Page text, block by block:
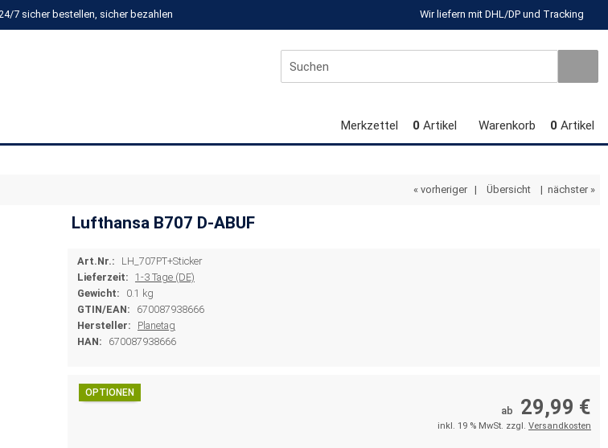
7 sicher bestellen, sicher bezahlen Wir liefern mit DHL/DP und Tracking
Warenkorb 0 Artikel
Merkzettel 0 Artikel
« vorheriger | Übersicht | nächster »
Lufthansa B707 D-ABUF
Art.Nr.:
LH_707PT+Sticker
Lieferzeit: 1-3 Tage (DE)
Gewicht:
0.1 kg
GTIN/EAN:
670087938666
Hersteller:
Planetag
HAN:
670087938666
OPTIONEN
ab 29,99 €
inkl. 19 % MwSt. zzgl. Versandkosten